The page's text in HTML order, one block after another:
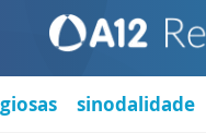
sinodalidade